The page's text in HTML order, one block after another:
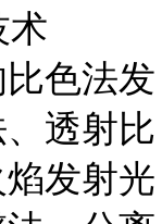
术
色法发
透射比
发射光